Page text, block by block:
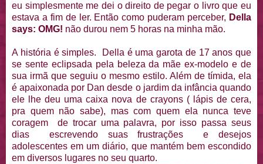
eu simplesmente me dei o direito de pegar o livro que eu
estava a fim de ler. Então como puderam perceber, Della
says: OMG! não durou nem 5 horas na minha mão.
A história é simples. Della é uma garota de 17 anos que
se sente eclipsada pela beleza da mãe ex-modelo e de
sua irmã que seguiu o mesmo estilo. Além de tímida, ela
é apaixonada por Dan desde o jardim da infância quando
ele lhe deu uma caixa nova de crayons ( lápis de cera,
pra quem não sabe), mas com quem ela nunca teve
coragem de trocar uma palavra, por isso passa seus
dias escrevendo suas frustrações e desejos
adolescentes em um diário, que mantém bem escondido
em diversos lugares no seu quarto.